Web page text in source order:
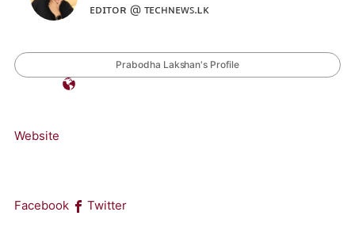
ᴇᴅɪᴛᴏʀ @ ᴛᴇᴄʜɴᴇᴡꜱ.ʟᴋ
Prabodha Lakshan's Profile
Website
Facebook Twitter